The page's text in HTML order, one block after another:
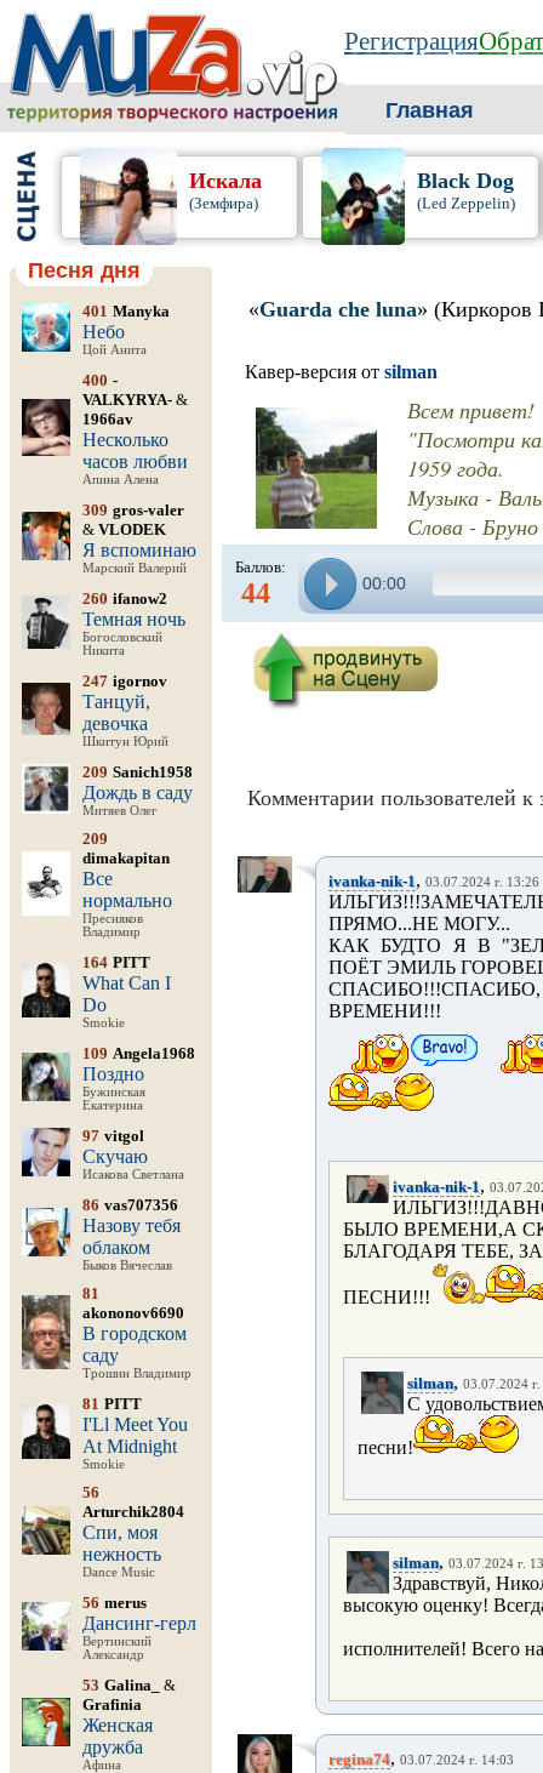
Регистрация
Главная
Искала
(Земфира)
Black Dog
(Led Zeppelin)
Песня дня
401 Manyka
Небо
Цой Анита
400 -
VALKYRYA- &
1966av
Несколько
часов любви
Апина Алена
309 gros-valer
& VLODEK
Я вспоминаю
Марский Валерий
260 ifanow2
Темная ночь
Богословский
Никита
247 igornov
Танцуй,
девочка
Шкитун Юрий
209 Sanich1958
Дождь в саду
Митяев Олег
209
dimakapitan
Все
нормально
Пресняков
Владимир
164 PITT
What Can I
Do
Smokie
109 Angela1968
Поздно
Бужинская
Екатерина
97 vitgol
Скучаю
Исакова Светлана
86 vas707356
Назову тебя
облаком
Быков Вячеслав
81
akononov6690
В городском
саду
Трошин Владимир
81 PITT
I'Ll Meet You
At Midnight
Smokie
56
Arturchik2804
Спи, моя
нежность
Dance Music
56 merus
Дансинг-герл
Вертинский
Александр
53 Galina_
&
Grafinia
Женская
дружба
Афина
«Guarda che luna» (Киркоров
Кавер-версия от silman
Всем привет!
"Посмотри
1959 года.
Музыка -
Слова -
Баллов:
44 00:00
Комментарии пользователей к
ivanka-nik-1, 03.07.2024 г. 13:26
ПРЯМО...НЕ МОГУ...
КАК БУДТО Я В
ПОЁТ ЭМИЛЬ
ВРЕМЕНИ!!!
ivanka-nik-1,
БЫЛО ВРЕМЕНИ,А
БЛАГОДАРЯ ТЕБЕ,
ПЕСНИ!!!
silman, 03.07.2024
С
песни!
silman, 03.07.2024 г.
Здравствуй,
высокую оценку!
исполнителей! Всего
regina74, 03.07.2024 г. 14:03